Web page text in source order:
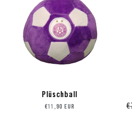
Plüschball
Preis
€11,90 EUR